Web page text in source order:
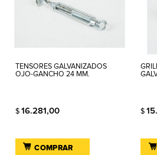
TENSORES GALVANIZADOS
OJO-GANCHO 24 MM.
$ 16.281,00
COMPRAR
$